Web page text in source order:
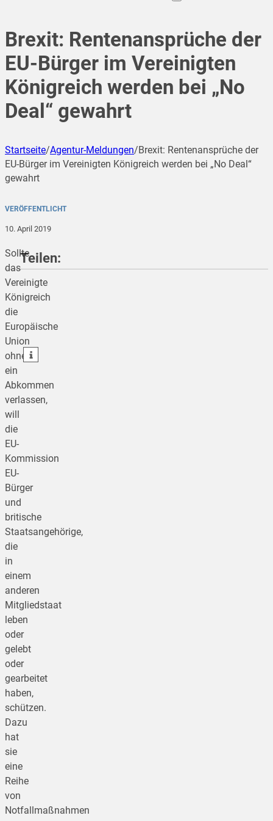
Brexit: Rentenansprüche der
EU-Bürger im Vereinigten
Königreich werden bei „No
Deal“ gewahrt
Startseite/Agentur-Meldungen/Brexit: Rentenansprüche der
EU-Bürger im Vereinigten Königreich werden bei „No Deal“
gewahrt
VERÖFFENTLICHT
10. April 2019
Sollte
das
Vereinigte
Königreich
die
Europäische
Union
ohne
ein
Abkommen
verlassen,
will
die
EU-
Kommission
EU-
Bürger
und
britische
Staatsangehörige,
die
in
einem
anderen
Mitgliedstaat
leben
oder
gelebt
oder
gearbeitet
haben,
schützen.
Dazu
hat
sie
eine
Reihe
von
Notfallmaßnahmen
Teilen:
teilen
teilen